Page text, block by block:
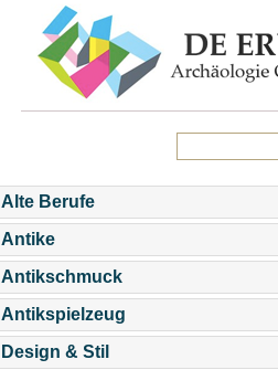
Alte Berufe
Antike
Antikschmuck
Antikspielzeug
Design & Stil